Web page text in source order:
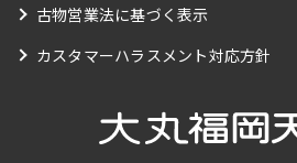
古物営業法に基づく表示
カスタマーハラスメント対応方針